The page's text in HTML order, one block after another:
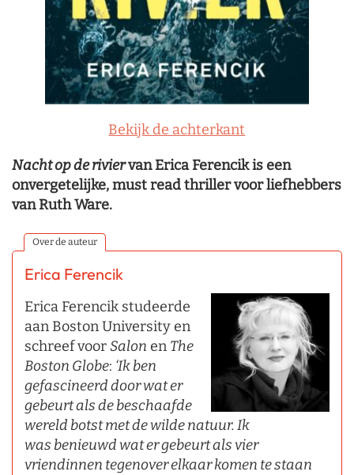
Bekijk de achterkant
Nacht op de riviervan Erica Ferencik is een
onvergetelijke, must read thriller voor liefhebbers
van Ruth Ware.
Over de auteur
Erica Ferencik
Erica Ferencik studeerde
aan Boston University en
schreef voorSalon en The
Boston Globe: ‘Ik ben
gefascineerddoor wat er
gebeurt als de beschaafde
wereld botst met de wilde natuur. Ik
was benieuwd wat er gebeurt als vier
vriendinnen tegenover elkaar komen te staan